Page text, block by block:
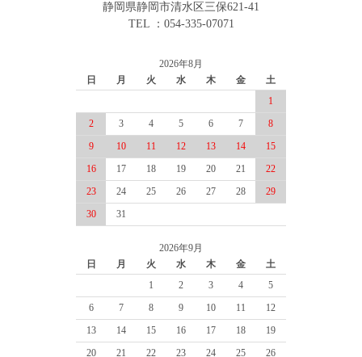
静岡県静岡市清水区三保621-41
TEL ：054-335-07071
2026年8月
日
月 火 水 木 金
土
1
2
3 4 5 6 7
8
9
10 11 12 13 14
15
16
17 18 19 20 21
22
23
24 25 26 27 28
29
30
31
2026年9月
日
月 火 水 木 金
土
1
2 3 4
5
6
7 8 9 10 11
12
13
14 15 16 17 18
19
20
21 22 23 24 25
26